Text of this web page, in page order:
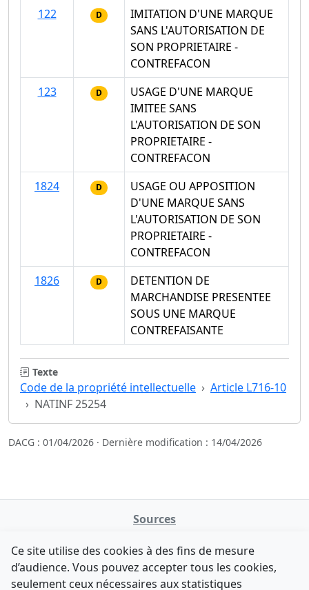
122
D
IMITATION D'UNE MARQUE
SANS L'AUTORISATION DE
SON PROPRIETAIRE -
CONTREFACON
123
D
USAGE D'UNE MARQUE
IMITEE SANS
L'AUTORISATION DE SON
PROPRIETAIRE -
CONTREFACON
1824
D
USAGE OU APPOSITION
D'UNE MARQUE SANS
L'AUTORISATION DE SON
PROPRIETAIRE -
CONTREFACON
1826
D
DETENTION DE
MARCHANDISE PRESENTEE
SOUS UNE MARQUE
CONTREFAISANTE
Texte
Code de la propriété intellectuelle
Article L716-10
NATINF 25254
DACG : 01/04/2026 · Dernière modification : 14/04/2026
Sources
data.gouv.fr
Legifrance - API
Ce site utilise des cookies à des fins de mesure
d’audience. Vous pouvez accepter tous les cookies,
seulement ceux nécessaires aux statistiques